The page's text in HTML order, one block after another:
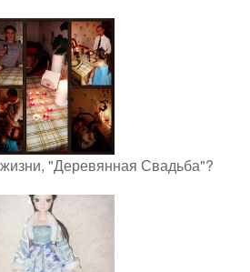
"Деревянная Свадьба"?